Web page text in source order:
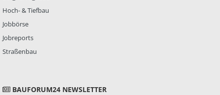
Hoch- & Tiefbau
Jobbörse
Jobreports
Straßenbau
BAUFORUM24 NEWSLETTER